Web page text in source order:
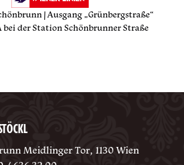
| Ausgang „Grünbergstraße“
bei der Station Schönbrunner Straße
Meidlinger Tor, 1130 Wien